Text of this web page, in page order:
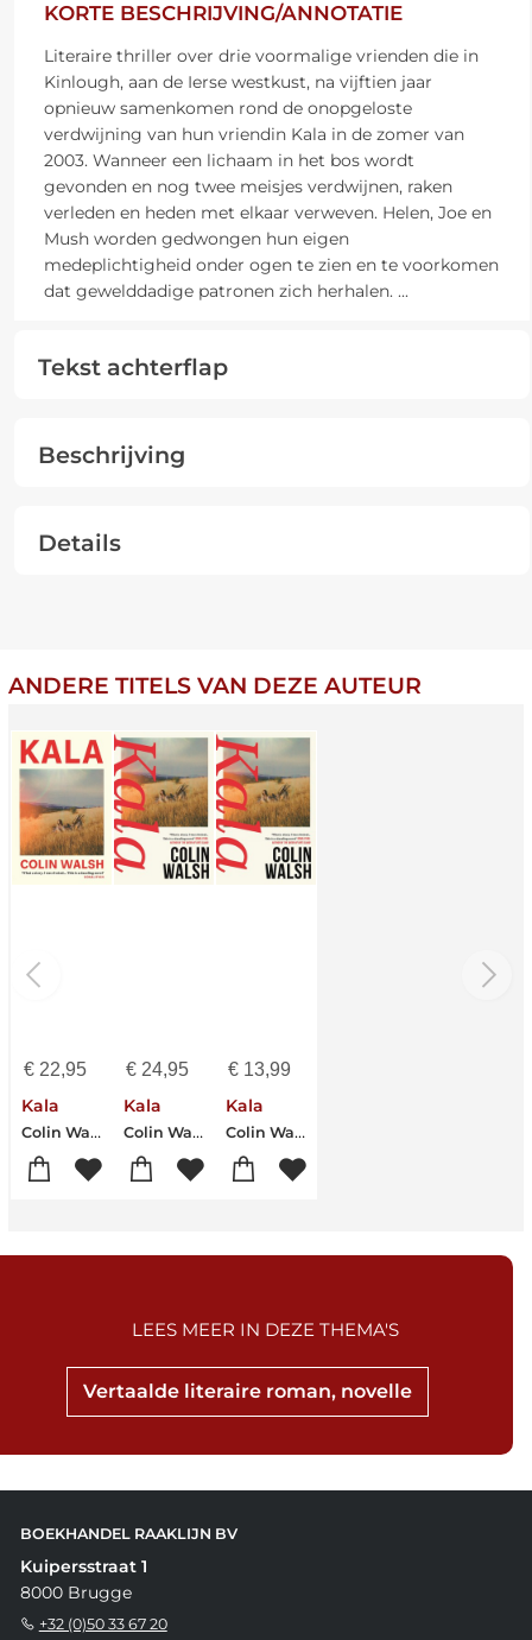
KORTE BESCHRIJVING/ANNOTATIE
Literaire thriller over drie voormalige vrienden die in
Kinlough, aan de Ierse westkust, na vijftien jaar
opnieuw samenkomen rond de onopgeloste
verdwijning van hun vriendin Kala in de zomer van
2003. Wanneer een lichaam in het bos wordt
gevonden en nog twee meisjes verdwijnen, raken
verleden en heden met elkaar verweven. Helen, Joe en
Mush worden gedwongen hun eigen
medeplichtigheid onder ogen te zien en te voorkomen
dat gewelddadige patronen zich herhalen. ...
Tekst achterflap
Beschrijving
Details
ANDERE TITELS VAN DEZE AUTEUR
€22,95
Kala
Colin Walsh
€24,95
Kala
Colin Walsh
€ 13,99
Kala
Colin Walsh
Vertaalde literaire roman, novelle
LEES MEER IN DEZE THEMA'S
BOEKHANDEL RAAKLIJN BV
Kuipersstraat 1
8000 Brugge
+32 (0)50 33 67 20